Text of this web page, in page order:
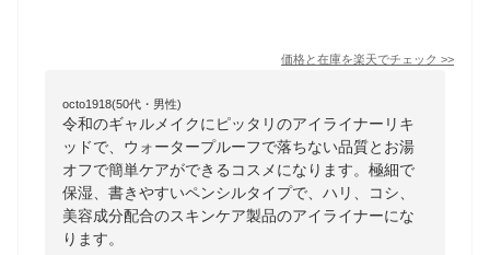
価格と在庫を楽天でチェック >>
octo1918(50代・男性)
令和のギャルメイクにピッタリのアイライナーリキ
ッドで、ウォータープルーフで落ちない品質とお湯
オフで簡単ケアができるコスメになります。極細で
保湿、書きやすいペンシルタイプで、ハリ、コシ、
美容成分配合のスキンケア製品のアイライナーにな
ります。